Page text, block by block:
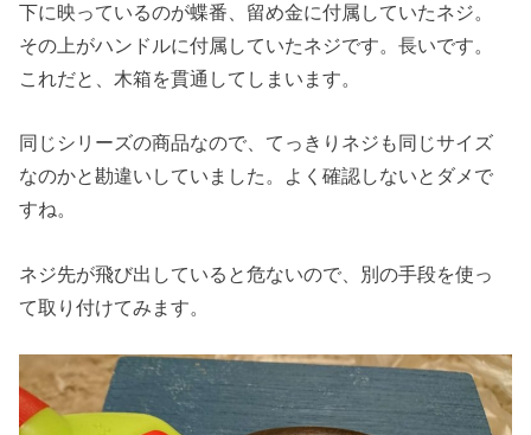
下に映っているのが蝶番、留め金に付属していたネジ。
その上がハンドルに付属していたネジです。長いです。
これだと、木箱を貫通してしまいます。
同じシリーズの商品なので、てっきりネジも同じサイズ
なのかと勘違いしていました。よく確認しないとダメで
すね。
ネジ先が飛び出していると危ないので、別の手段を使っ
て取り付けてみます。